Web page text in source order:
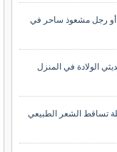
أو رجل مشعوذ ساحر في
الولادة في المنزل
تساقط الشعر الطبيعي